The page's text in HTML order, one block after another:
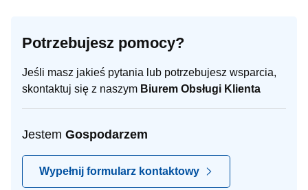
Potrzebujesz pomocy?
Jeśli masz jakieś pytania lub potrzebujesz wsparcia,
skontaktuj się z naszym Biurem Obsługi Klienta
Jestem Gospodarzem
Wypełnij formularz kontaktowy